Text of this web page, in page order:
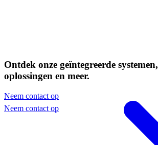
Ontdek onze geïntegreerde systemen,
oplossingen en meer.
Neem contact op